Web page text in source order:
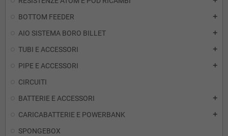
BOTTOM FEEDER add
AIO SISTEMA BORO BILLET add
TUBI E ACCESSORI add
PIPE E ACCESSORI add
CIRCUITI
BATTERIE E ACCESSORI
add
CARICABATTERIE E POWERBANK add
SPONGEBOX